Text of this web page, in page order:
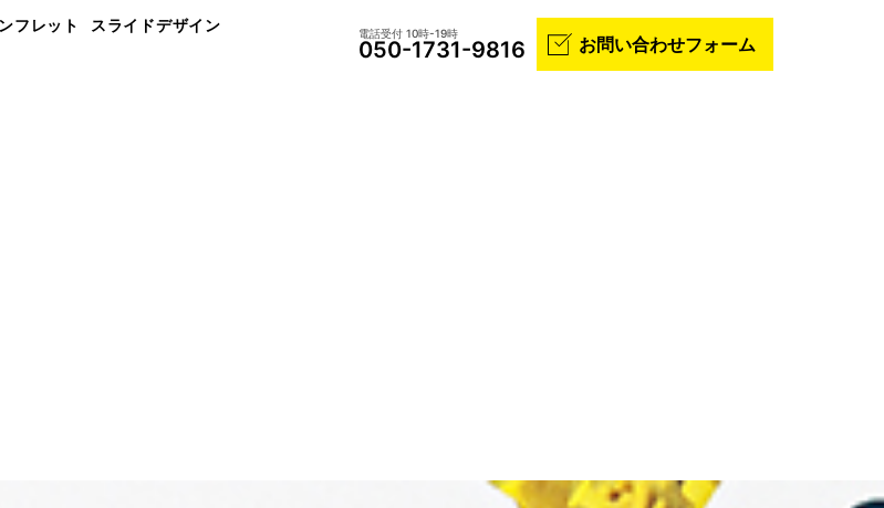
フレット スライドデザイン 電話受付 10時-19時
050-1731-9816 お問い合わせフォーム